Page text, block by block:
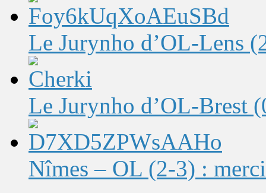
Le Jurynho d’OL-Lens
Le Jurynho d’OL-Brest
Nîmes – OL (2-3) :